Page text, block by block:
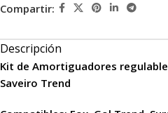
Compartir:
Descripción
Kit de Amortiguadores
Saveiro Trend